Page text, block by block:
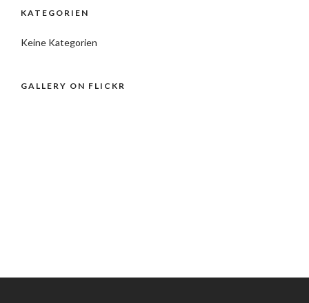
KATEGORIEN
Keine Kategorien
GALLERY ON FLICKR